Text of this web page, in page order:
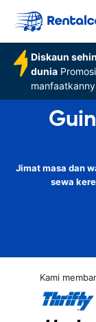
Diskaun
dunia
Jimat masa dan
sewa
Kami